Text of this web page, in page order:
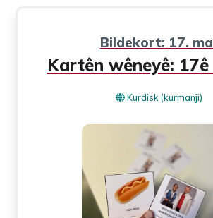
Bildekort: 17.
Kartên wêneyê: 17ê
Kurdisk (kurmanji)